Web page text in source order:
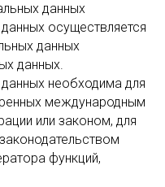
данных
осуществляется
данных
данных.
необходима для
международным
или законом, для
функций,